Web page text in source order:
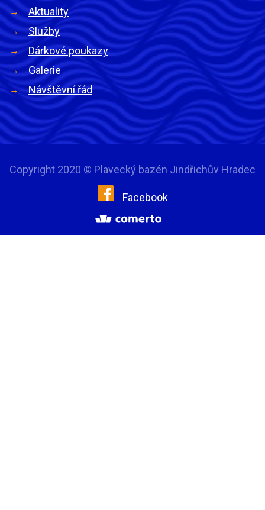
Aktuality
Služby
Dárkové poukazy
Galerie
Návštěvní řád
Copyright 2020 © Plavecký bazén Jindřichův Hradec
Facebook